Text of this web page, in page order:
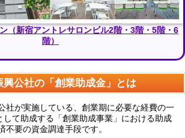
（新宿アントレサロンビル2階・3階・5階・6
階）
公社の「創業助成金」とは
社が実施している、創業期に必要な経費の一
して助成する「創業助成事業」における助成
不要の資金調達手段です。